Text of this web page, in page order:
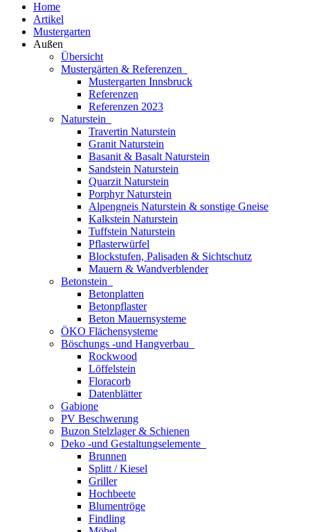
Home
Artikel
Mustergarten
Außen
Übersicht
Mustergärten & Referenzen
Mustergarten Innsbruck
Referenzen
Referenzen 2023
Naturstein
Travertin Naturstein
Granit Naturstein
Basanit & Basalt Naturstein
Sandstein Naturstein
Quarzit Naturstein
Porphyr Naturstein
Alpengneis Naturstein & sonstige Gneise
Kalkstein Naturstein
Tuffstein Naturstein
Pflasterwürfel
Blockstufen, Palisaden & Sichtschutz
Mauern & Wandverblender
Betonstein
Betonplatten
Betonpflaster
Beton Mauernsysteme
ÖKO Flächensysteme
Böschungs -und Hangverbau
Rockwood
Löffelstein
Floracorb
Datenblätter
Gabione
PV Beschwerung
Buzon Stelzlager & Schienen
Deko -und Gestaltungselemente
Brunnen
Splitt / Kiesel
Griller
Hochbeete
Blumentröge
Findling